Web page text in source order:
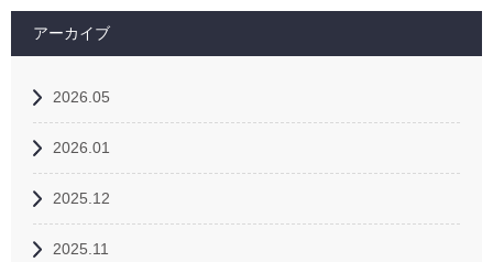
アーカイブ
2026.05
2026.01
2025.12
2025.11